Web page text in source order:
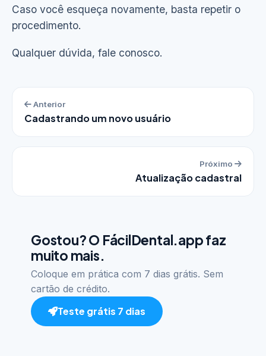
Caso você esqueça novamente, basta repetir o
procedimento.
Qualquer dúvida, fale conosco.
Anterior
Cadastrando um novo usuário
Próximo
Atualização cadastral
Gostou? O FácilDental.app faz
muito mais.
Coloque em prática com 7 dias grátis. Sem
cartão de crédito.
Teste grátis 7 dias